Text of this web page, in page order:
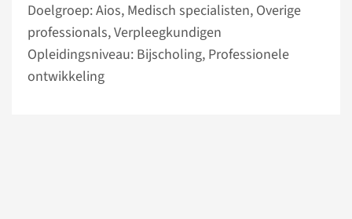
Doelgroep: Aios, Medisch specialisten, Overige
professionals, Verpleegkundigen
Opleidingsniveau: Bijscholing, Professionele
ontwikkeling